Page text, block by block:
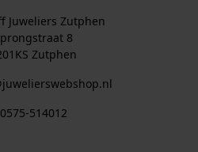
Juweliers Zutphen
8
Zutphen
0575-514012